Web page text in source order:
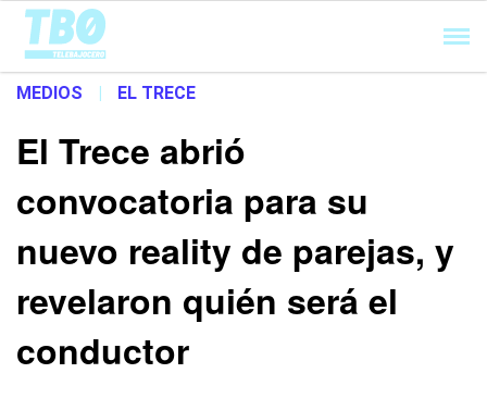
Cargando...
MEDIOS | EL TRECE
El Trece abrió
convocatoria para su
nuevo reality de parejas, y
revelaron quién será el
conductor